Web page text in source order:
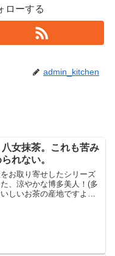
ローする
admin_kitchen
女抹茶。これも苦み
れない。
お取り寄せしたシリーズ
、涼やかな博多美人！(多
しいお茶の産地ですよ